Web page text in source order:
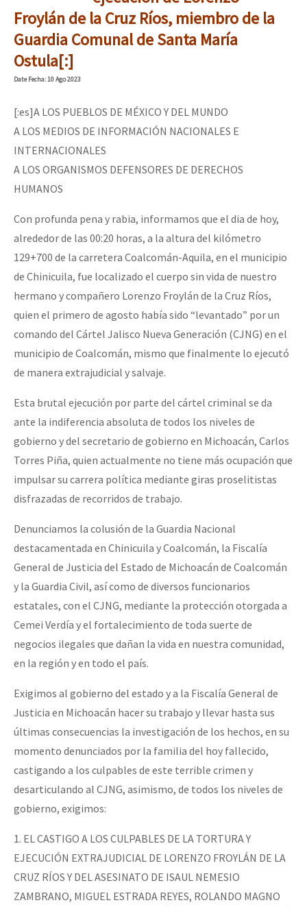
Mundo
EZLN
La Sexta
Megaproyectos
Presos
Mujeres
Niñxs
ETIQUETAS
MULTIMEDIA
Audio
Fotorreportaje
Video
Otras secciones
Semillero Guerra contra la Humanidad. (Las poblaciones y
la naturaleza bajo asedio)
Libros para descargar
Medios Libres
COVID-19
Eventos
Contacto
Dia 1: Encontro “Guerra contra a Humanidade”
[CDMX – 20 julio] Jornadas globales por la libertad de Jesús
“Sonhando a Terra do Bem Virá” se publica no Estado Espanhol
Se o México sabe, que o mundo saiba! Nossas lutas pela
[25 abr – CDMX] Tokín por el CNI: 30 años de Resistencia y
Froylán de la Cruz Ríos, miembro de la
Guardia Comunal de Santa María
Ostula[:]
DateFecha: 10 Ago 2023
[:es]A LOS PUEBLOS DE MÉXICO Y DEL MUNDO
A LOS MEDIOS DE INFORMACIÓN NACIONALES E
INTERNACIONALES
A LOS ORGANISMOS DEFENSORES DE DERECHOS
HUMANOS
Con profunda pena y rabia, informamos que el dia de hoy,
alrededor de las 00:20 horas, a la altura del kilómetro
129+700 de la carretera Coalcomán-Aquila, en el municipio
de Chinicuila, fue localizado el cuerpo sin vida de nuestro
hermano y compañero Lorenzo Froylán de la Cruz Ríos,
quien el primero de agosto había sido “levantado” por un
comando del Cártel Jalisco Nueva Generación (CJNG) en el
municipio de Coalcomán, mismo que finalmente lo ejecutó
de manera extrajudicial y salvaje.
Esta brutal ejecución por parte del cártel criminal se da
ante la indiferencia absoluta de todos los niveles de
gobierno y del secretario de gobierno en Michoacán, Carlos
Torres Piña, quien actualmente no tiene más ocupación que
impulsar su carrera política mediante giras proselitistas
disfrazadas de recorridos de trabajo.
Denunciamos la colusión de la Guardia Nacional
destacamentada en Chinicuila y Coalcomán, la Fiscalía
General de Justicia del Estado de Michoacán de Coalcomán
y la Guardia Civil, así como de diversos funcionarios
estatales, con el CJNG, mediante la protección otorgada a
Cemei Verdía y el fortalecimiento de toda suerte de
negocios ilegales que dañan la vida en nuestra comunidad,
en la región y en todo el país.
Exigimos al gobierno del estado y a la Fiscalía General de
Justicia en Michoacán hacer su trabajo y llevar hasta sus
últimas consecuencias la investigación de los hechos, en su
momento denunciados por la familia del hoy fallecido,
castigando a los culpables de este terrible crimen y
desarticulando al CJNG, asimismo, de todos los niveles de
gobierno, exigimos:
1. EL CASTIGO A LOS CULPABLES DE LA TORTURA Y
EJECUCIÓN EXTRAJUDICIAL DE LORENZO FROYLÁN DE LA
CRUZ RÍOS Y DEL ASESINATO DE ISAUL NEMESIO
ZAMBRANO, MIGUEL ESTRADA REYES, ROLANDO MAGNO